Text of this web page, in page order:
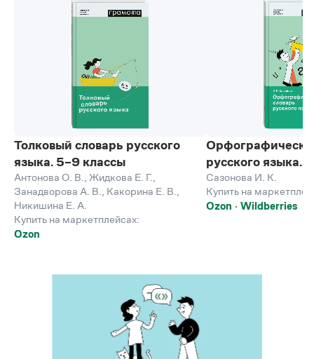
Толковый словарь русского
языка. 5–9 классы
Антонова О. В. Жидкова Е. Г.
Занадворова А. В.
Какорина Е. В.
Никишина Е. А.
Купить на маркетплейсах:
Ozon
русского языка.
Сазонова И. К.
Купить на
Ozon
Wildberries